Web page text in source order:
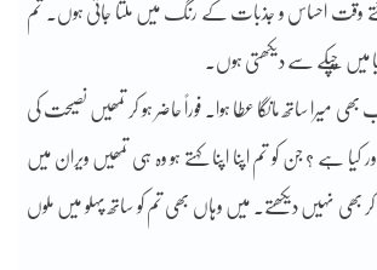
وقت احساس و جذبات کے رنگ میں ملتا جاتی ہوں۔ تم
میں چُپکے سے دیکھتی ہوں۔
میرا ساتھ مانگا عطا ہوا۔ فوراً حاضر ہو کر تمھیں نصیحت کی
ہے ؟ جن کو تم اپنا اپنا کہتے ہو وہ ہی تمھیں ویران میں
بھی نہیں دیکھتے۔ میں وہاں بھی تم کو ساتھ پہلو میں ملوں